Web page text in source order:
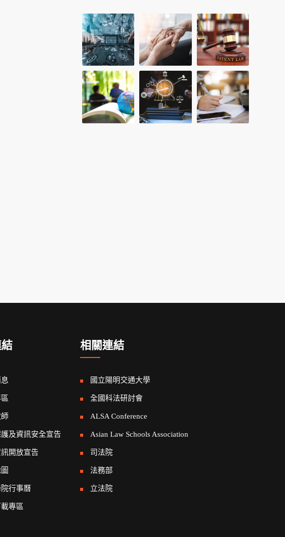
及資訊安全宣告
開放宣告
行事曆
專區
相關連結
國立陽明交通大學
全國科法研討會
ALSA Conference
Asian Law Schools Association
司法院
法務部
立法院